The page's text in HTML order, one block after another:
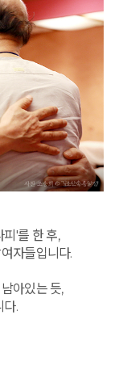
'를 한 후,
자들입니다.
아있는 듯,
다.